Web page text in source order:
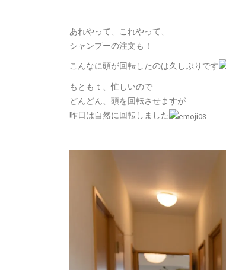
あれやって、これやって、
シャンプーの注文も！
こんなに頭が回転したのは久しぶりです
もともｔ、忙しいので
どんどん、頭を回転させますが
昨日は自然に回転しました